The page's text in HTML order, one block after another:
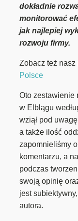
dokładnie
monitorować
jak najlepiej
rozwoju firmy.
Zobacz też nasz
Polsce
Oto zestawienie
w Elblągu
wziął pod
a także ilość
zapomnieliśmy
komentarzu, a
podczas
swoją opinię
jest
autora.